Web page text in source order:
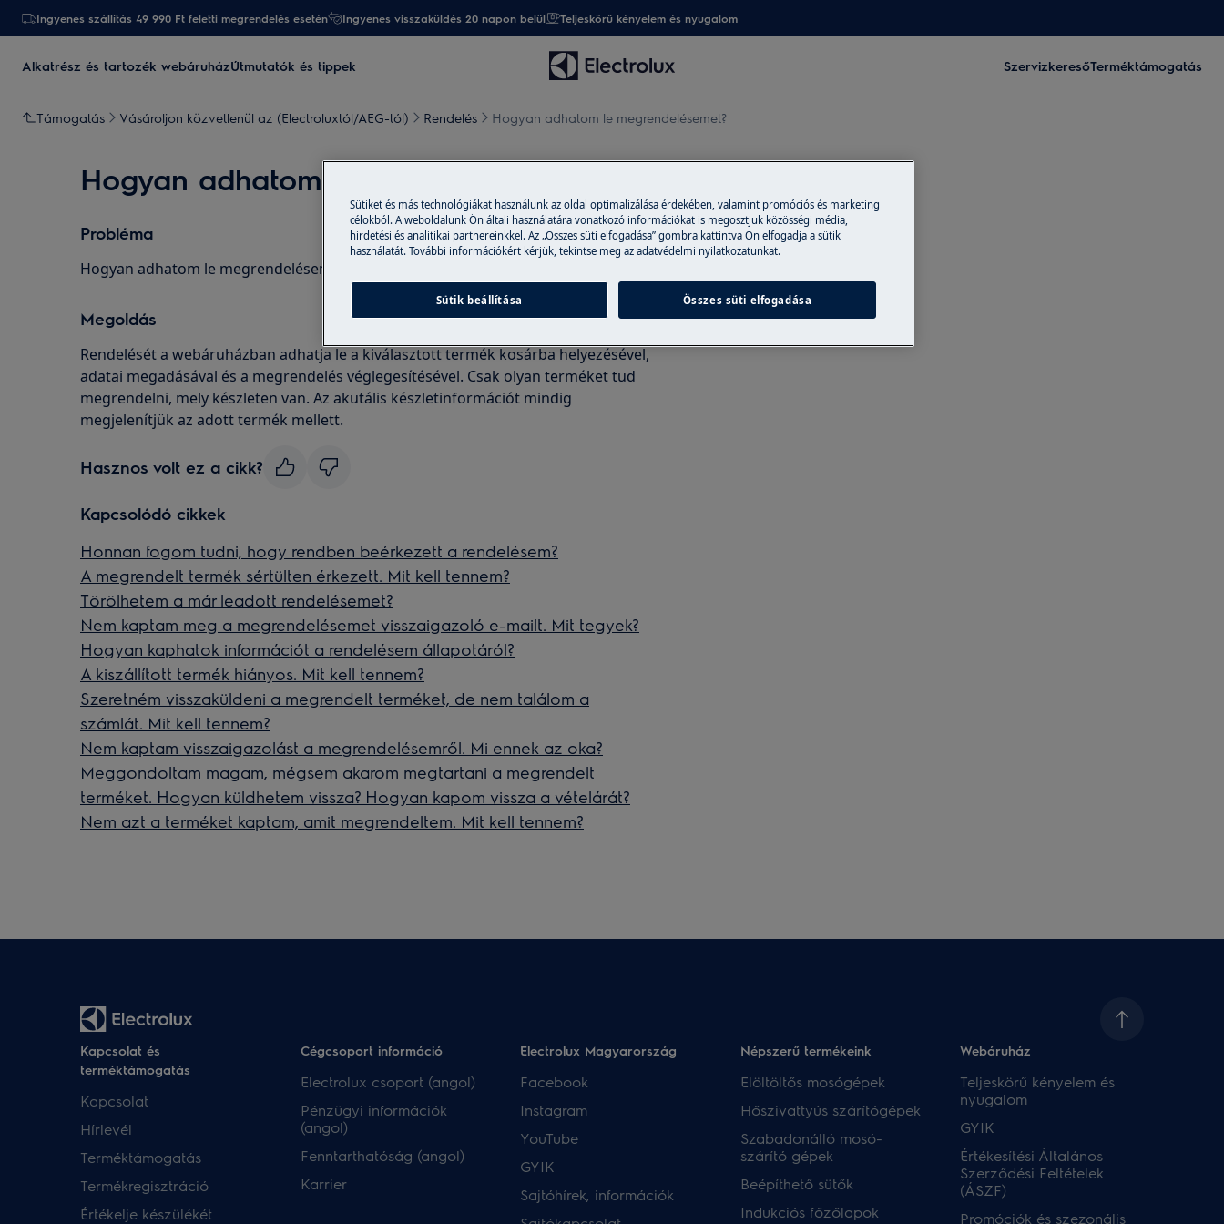
Ingyenes szállítás 49 990 Ft feletti megrendelés esetén Ingyenes visszaküldés 20 napon belül Teljeskörű kényelem és nyugalom
Alkatrész és tartozék webáruházÚtmutatók és tippek SzervizkeresőTerméktámogatás
Támogatás Vásároljon közvetlenül az (Electroluxtól/AEG-tól) Rendelés Hogyan adhatom le megrendelésemet?
Hogyan adhatom le megrendelésemet?
Probléma
Hogyan adhatom le megrendelésemet?
Megoldás
Rendelését a webáruházban adhatja le a kiválasztott termék kosárba helyezésével,
adatai megadásával és a megrendelés véglegesítésével. Csak olyan terméket tud
megrendelni, mely készleten van. Az akutális készletinformációt mindig
megjelenítjük az adott termék mellett.
Hasznos volt ez a cikk?
Kapcsolódó cikkek
Honnan fogom tudni, hogy rendben beérkezett a rendelésem?
A megrendelt termék sértülten érkezett. Mit kell tennem?
Törölhetem a már leadott rendelésemet?
Nem kaptam meg a megrendelésemet visszaigazoló e-mailt. Mit tegyek?
Hogyan kaphatok információt a rendelésem állapotáról?
A kiszállított termék hiányos. Mit kell tennem?
Szeretném visszaküldeni a megrendelt terméket, de nem találom a
számlát. Mit kell tennem?
Nem kaptam visszaigazolást a megrendelésemről. Mi ennek az oka?
Meggondoltam magam, mégsem akarom megtartani a megrendelt
terméket. Hogyan küldhetem vissza? Hogyan kapom vissza a vételárát?
Nem azt a terméket kaptam, amit megrendeltem. Mit kell tennem?
Kapcsolat és
terméktámogatás
Kapcsolat
Hírlevél
Terméktámogatás
Termékregisztráció
Értékelje készülékét
Cégcsoport információ
Electrolux csoport (angol)
Pénzügyi információk
(angol)
Fenntarthatóság (angol)
Karrier
Electrolux Magyarország
Facebook
Instagram
YouTube
GYIK
Sajtóhírek, információk
Népszerű termékeink
Elöltöltős mosógépek
Hőszivattyús szárítógépek
Szabadonálló mosó-
szárító gépek
Beépíthető sütők
Indukciós főzőlapok
Webáruház​
Teljeskörű kényelem és
nyugalom
GYIK
Értékesítési Általános
Szerződési Feltételek
(ÁSZF)
Promóciók és szezonális
Sütiket és más technológiákat használunk az oldal optimalizálása érdekében, valamint promóciós és marketing
célokból. A weboldalunk Ön általi használatára vonatkozó információkat is megosztjuk közösségi média,
hirdetési és analitikai partnereinkkel. Az „Összes süti elfogadása” gombra kattintva Ön elfogadja a sütik
használatát. További információkért kérjük, tekintse meg az adatvédelmi nyilatkozatunkat.
Sütik beállítása Összes süti elfogadása